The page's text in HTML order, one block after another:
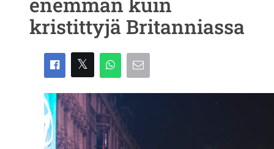
kristittyjä Britanniassa